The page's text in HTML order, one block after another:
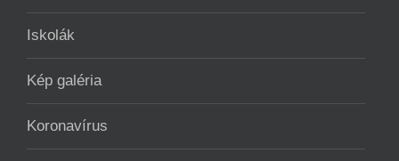
Iskolák
Kép galéria
Koronavírus